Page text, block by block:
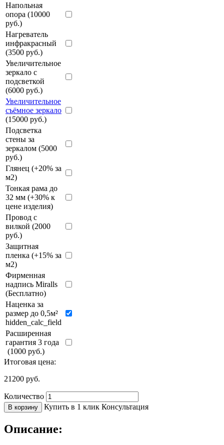
Напольная
опора (10000
руб.)
Нагреватель
инфракрасный
(3500 руб.)
Увеличительное
зеркало с
подсветкой
(6000 руб.)
Увеличительное
съёмное зеркало
(15000 руб.)
Подсветка
стены за
зеркалом (5000
руб.)
Глянец (+20% за
м2)
Тонкая рама до
32 мм (+30% к
цене изделия)
Провод с
вилкой (2000
руб.)
Защитная
пленка (+15% за
м2)
Фирменная
надпись Miralls
(Бесплатно)
Наценка за
размер до 0,5м²
hidden_calc_field
Расширенная
гарантия 3 года
(1000 руб.)
Итоговая цена:
21200 руб.
Количество
В корзину Купить в 1 клик Консультация
Описание: